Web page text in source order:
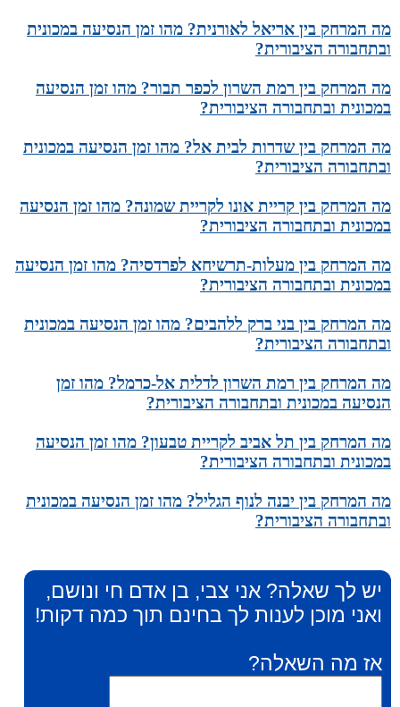
מה המרחק בין אריאל לאורנית? מהו זמן הנסיעה במכונית
ובתחבורה הציבורית?
מה המרחק בין רמת השרון לכפר תבור? מהו זמן הנסיעה
במכונית ובתחבורה הציבורית?
מה המרחק בין שדרות לבית אל? מהו זמן הנסיעה במכונית
ובתחבורה הציבורית?
מה המרחק בין קריית אונו לקריית שמונה? מהו זמן הנסיעה
במכונית ובתחבורה הציבורית?
מה המרחק בין מעלות-תרשיחא לפרדסיה? מהו זמן הנסיעה
במכונית ובתחבורה הציבורית?
מה המרחק בין בני ברק ללהבים? מהו זמן הנסיעה במכונית
ובתחבורה הציבורית?
מה המרחק בין רמת השרון לדלית אל-כרמל? מהו זמן
הנסיעה במכונית ובתחבורה הציבורית?
מה המרחק בין תל אביב לקריית טבעון? מהו זמן הנסיעה
במכונית ובתחבורה הציבורית?
מה המרחק בין יבנה לנוף הגליל? מהו זמן הנסיעה במכונית
ובתחבורה הציבורית?
יש לך שאלה? אני צבי, בן אדם חי ונושם,
ואני מוכן לענות לך בחינם תוך כמה דקות!
אז מה השאלה?